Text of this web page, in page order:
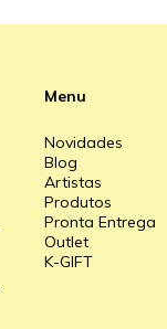
Menu
Novidades
Blog
Artistas
Produtos
Pronta Entrega
Outlet
K-GIFT